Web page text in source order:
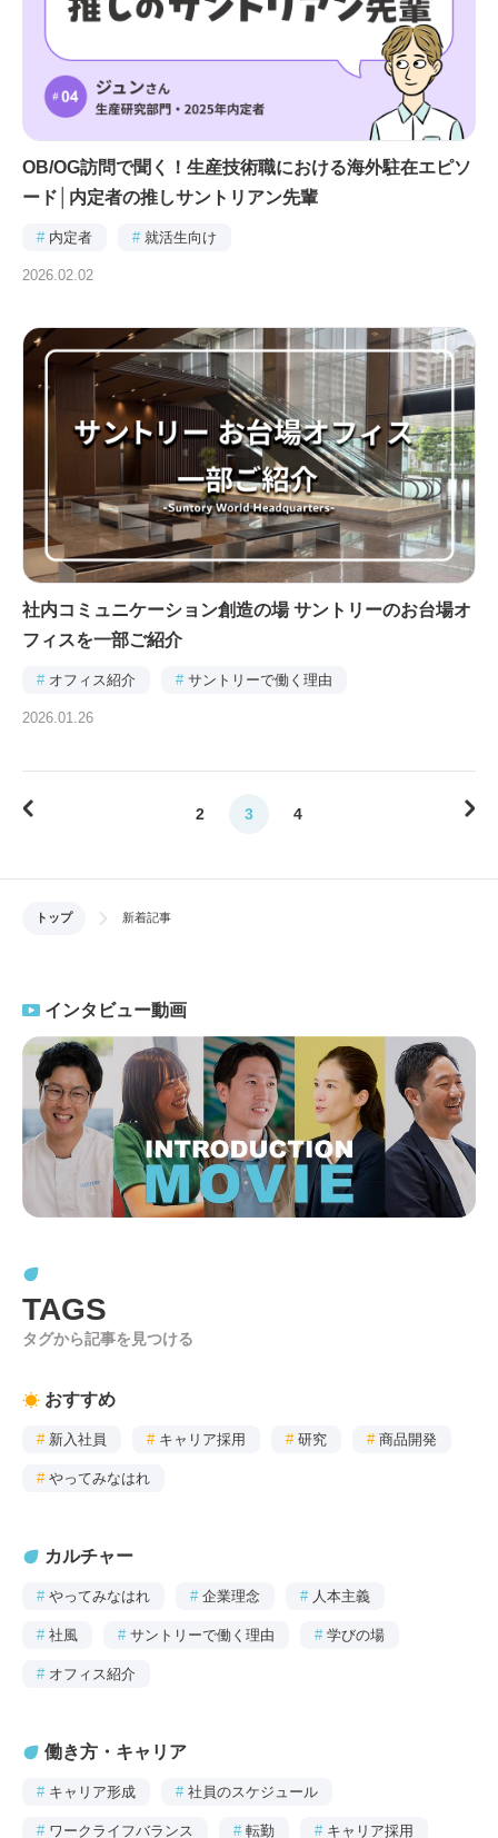
OB/OG訪問で聞く！生産技術職における海外駐在エピソ
ード│内定者の推しサントリアン先輩
# 内定者 # 就活生向け
2026.02.02
社内コミュニケーション創造の場 サントリーのお台場オ
フィスを一部ご紹介
# オフィス紹介 # サントリーで働く理由
2026.01.26
2 3 4
トップ 新着記事
インタビュー動画
TAGS
タグから記事を見つける
おすすめ
# 新入社員 # キャリア採用 # 研究 # 商品開発
# やってみなはれ
カルチャー
# やってみなはれ # 企業理念 # 人本主義
# 社風 # サントリーで働く理由 # 学びの場
# オフィス紹介
働き方・キャリア
# キャリア形成 # 社員のスケジュール
# ワークライフバランス # 転勤 # キャリア採用